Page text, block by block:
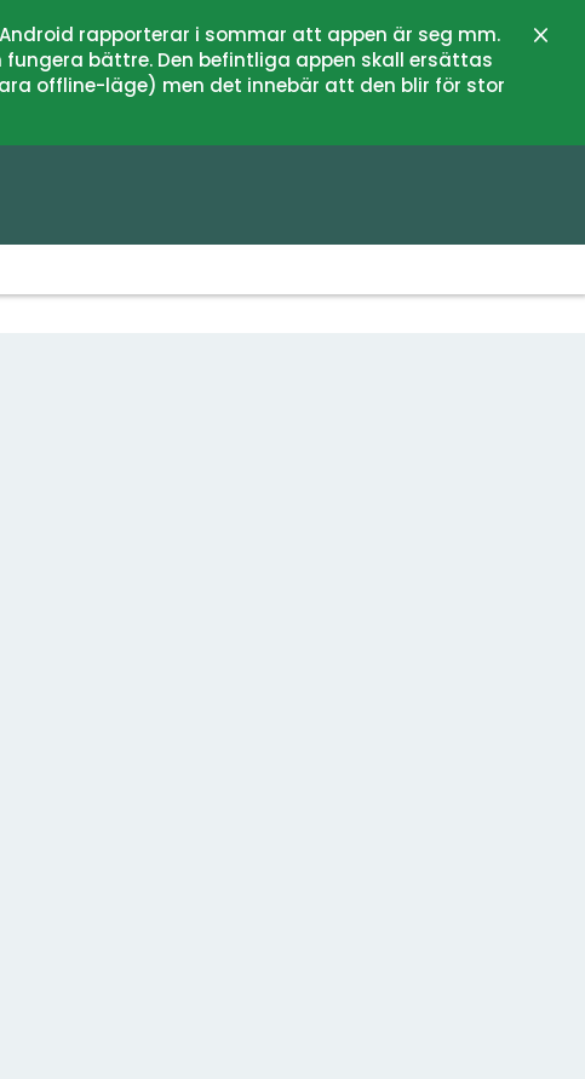
rapporterar i sommar att appen är seg mm.
bättre. Den befintliga appen skall ersättas
offline-läge) men det innebär att den blir för stor